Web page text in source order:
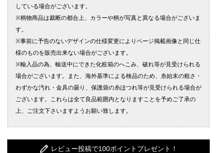
レビュー投稿で100ポイントプレゼント！